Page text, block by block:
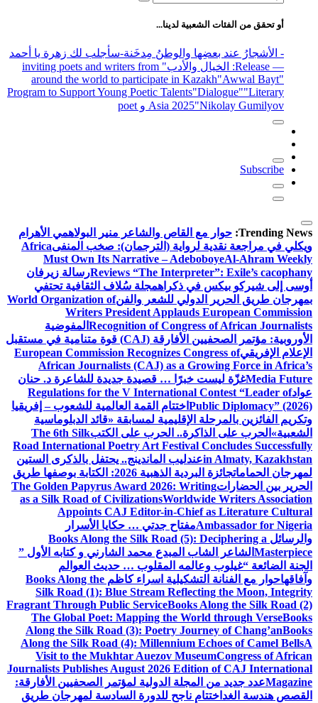
أو تحقق من الفئات الشعبية لدينا...
- الأشجارُ عند بعضِها والوطنُ مِدخَنة-سأجلب لك زهرة يا أحمد
— Release
: الخيال والأدب
" inviting poets and writers from
around the world to participate in Kazakh"Awwal Bayt"
Program to Support Young Poetic Talents"Dialogue""Literary
Asia 2025"Nikolay Gumilyov و poet
Subscribe
Trending News: حوار مع القاص والشاعر منير البولاهمي الأهرام
ويكلي في مراجعة نقدية لرواية (الترجمان): صخب المنفىAfrica
Must Own Its Narrative – AdeboboyeAl-Ahram Weekly
Reviews “The Interpreter”: Exile’s cacophanyرسالة زيرفان
أوسى إلى شيركو بيكس في ذكراهمجلة سُلاف الثقافية تحتفي
بمهرجان طريق الحرير الدولي للشعر والفنWorld Organization of
Writers President Applauds European Commission
Recognition of Congress of African Journalists المفوضية
الأوروبية: مؤتمر الصحفيين الأفارقة (CAJ) قوة متنامية في مستقبل
الإعلام الإفريقيEuropean Commission Recognizes Congress of
African Journalists (CAJ) as a Growing Force in Africa’s
Media Futureغزّة ليست خبرًا … قصيدة جديدة للشاعرة د. حنان
عوادRegulations for the V International Contest “Leader of
Public Diplomacy” (2026) اختتام القمة العالمية للشعوب – إفريقيا
وتكريم الفائزين بالمرحلة الإقليمية لمسابقة «قائد الدبلوماسية
الشعبية» الحرب على الذاكرة.. الحرب على الكتبThe 6th Silk
Road International Poetry Art Festival Concludes Successfully
in Almaty, Kazakhstanعندليب الماندينج.. يحتفل بالذكرى الستين
لمهرجان الحمامات
جائزة البردية الذهبية 2026: الكتابة بوصفها طريق
الحرير بين الحضاراتThe Golden Papyrus Award 2026: Writing
as a Silk Road of CivilizationsWorldwide Writers Association
Appoints CAJ Editor-in-Chief as Literature Cultural
Ambassador for Nigeriaمفتاح جدتي … حكايا الأسرار
والرسائل Books Along the Silk Road (5): Deciphering a
Masterpiece الشاعر الشاب المبدع محمد الشارني و كتابه الأول ”
الجنة الضائعة “غيلوب وعالمه المقلوب … حديث العوالم
وآفاقهاحوار مع الفنانة التشكيلية اسراء كاظم Books Along the
Silk Road (1): Blue Stream Reflecting the Moon, Integrity
Fragrant Through Public ServiceBooks Along the Silk Road (2)
The Global Poet: Mapping the World through VerseBooks
Along the Silk Road (3): Poetry Journey of Chang’anBooks
Along the Silk Road (4): Millennium Echoes of Camel BellsA
Visit to the Mukhtar Auezov MuseumCongress of African
Journalists Publishes August 2026 Edition of CAJ International
Magazineعدد جديد من المجلة الدولية لمؤتمر الصحفيين الأفارقة:
القصص هندسة الغد اختتام ناجح للدورة السادسة لمهرجان طريق